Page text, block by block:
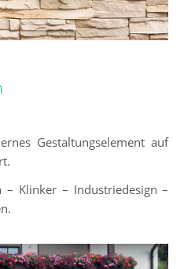
Gestaltungselement auf
– Klinker – Industriedesign –